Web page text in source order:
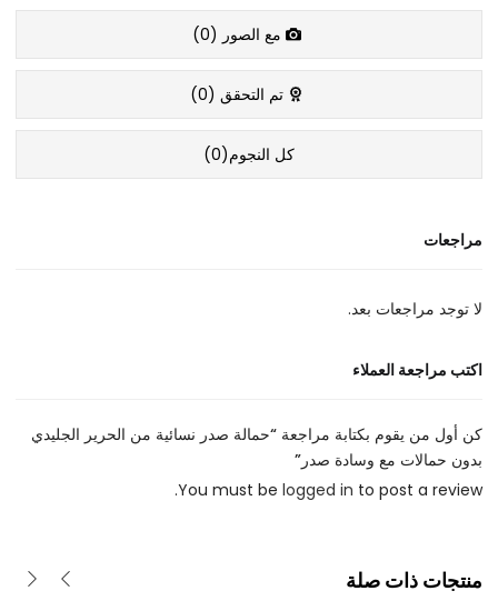
مع الصور (0
)
تم التحقق (0
)
كل النجوم(0
)
مراجعات
لا توجد مراجعات بعد.
اكتب مراجعة العملاء
كن أول من يقوم بكتابة مراجعة “حمالة صدر نسائية من الحرير الجليدي
بدون حمالات مع وسادة صدر”
You must be logged in to post a review.
منتجات ذات صلة